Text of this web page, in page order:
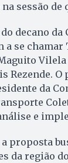
sessão de
decano da
se chamar
Rezende. O
da
e
proposta
da região